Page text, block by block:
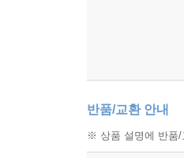
반품/교환 안내
※ 상품 설명에 반품/